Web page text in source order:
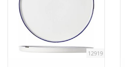
Fuchs Blog
12919